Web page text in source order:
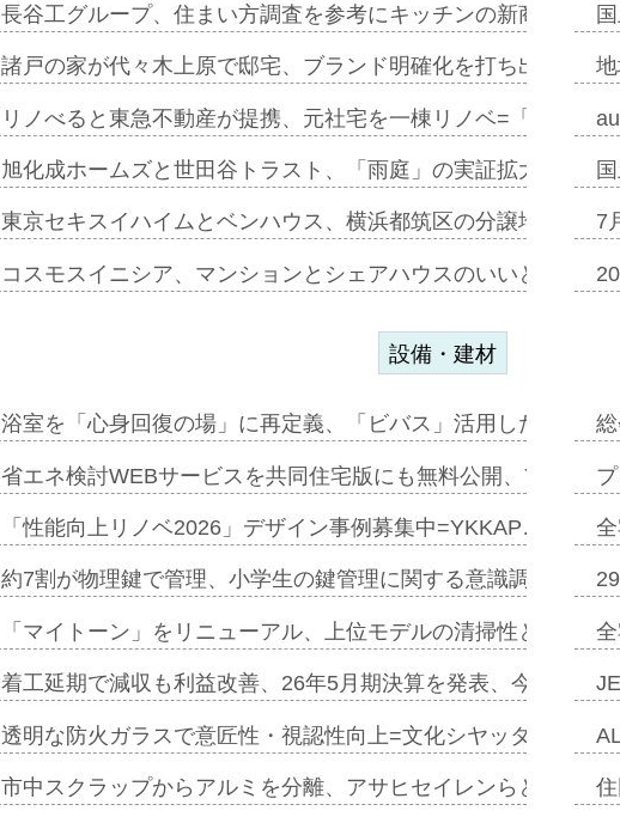
長谷工グループ、住まい方調査を参考にキッチンの新商品=「
諸戸の家が代々木上原で邸宅、ブランド明確化を打ち出す=年
リノべると東急不動産が提携、元社宅を一棟リノベ=「職住遊
旭化成ホームズと世田谷トラスト、「雨庭」の実証拡大へ=ガ
東京セキスイハイムとベンハウス、横浜都筑区の分譲地開発で
コスモスイニシア、マンションとシェアハウスのいいとこどり
7
設備・建材
浴室を「心身回復の場」に再定義、「ビバス」活用した新入浴
省エネ検討WEBサービスを共同住宅版にも無料公開、YKKAP
「性能向上リノベ2026」デザイン事例募集中=YKKAP…
約7割が物理鍵で管理、小学生の鍵管理に関する意識調査
「マイトーン」をリニューアル、上位モデルの清掃性と安全
着工延期で減収も利益改善、26年5月期決算を発表、今期は増
透明な防火ガラスで意匠性・視認性向上=文化シヤッター…
市中スクラップからアルミを分離、アサヒセイレンらと協働開